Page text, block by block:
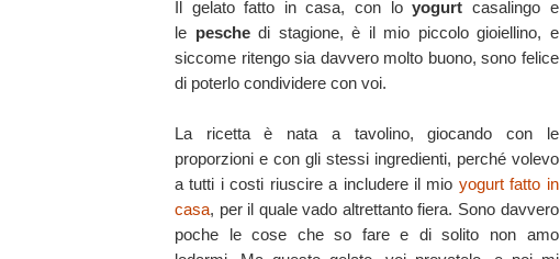
Il gelato fatto in casa, con loyogurt casalingo e
le peschedi stagione, è il mio piccolo gioiellino, e
siccome ritengo sia davvero molto buono, sono felice
di poterlo condividere con voi.
La ricetta è nata a tavolino, giocando con le
proporzioni e con gli stessi ingredienti, perché volevo
a tutti i costi riuscire a includere il mio yogurt fatto in
casa, per il quale vado altrettanto fiera. Sono davvero
poche le cose che so fare e di solito non amo